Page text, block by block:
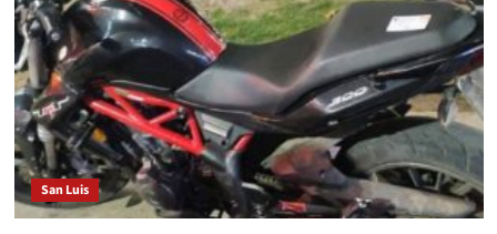
San Luis